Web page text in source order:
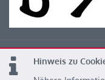
Hinweis zu
© 2026